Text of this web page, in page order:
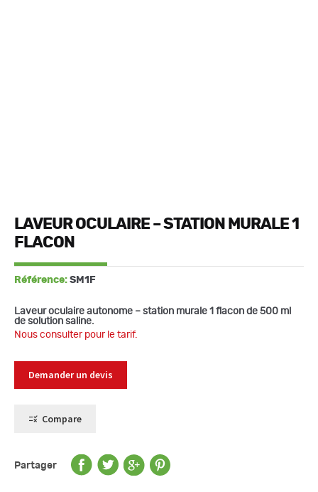
LAVEUR OCULAIRE – STATION MURALE 1
FLACON
Référence: SM1F
Laveur oculaire autonome – station murale 1 flacon de 500 ml
de solution saline.
Nous consulter pour le tarif.
Demander un devis
Compare
Partager